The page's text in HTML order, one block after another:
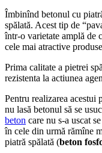
Îmbinînd betonul cu
spălată. Acest tip de
într-o varietate amplă de
cele mai atractive
Prima calitate a pietrei
rezistenta la actiunea
Pentru realizarea acestui
nu lasă betonul să se
beton care nu s-a uscat
în cele din urmă rămîne
piatră spălată (beton